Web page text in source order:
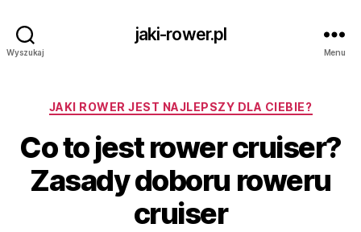
Wyszukaj
jaki-rower.pl
Menu
Kategorie
JAKI ROWER JEST NAJLEPSZY DLA CIEBIE?
Co to jest rower cruiser?
Zasady doboru roweru
cruiser